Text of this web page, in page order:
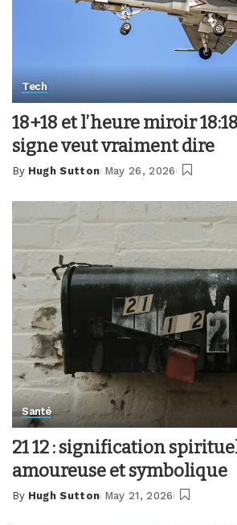
Tech
18+18 et l’heure miroir
signe veut vraiment dire
Posted
By Hugh Sutton May 26, 2026
Santé
21 12 : signification
amoureuse et symbolique
Posted
By Hugh Sutton May 21, 2026